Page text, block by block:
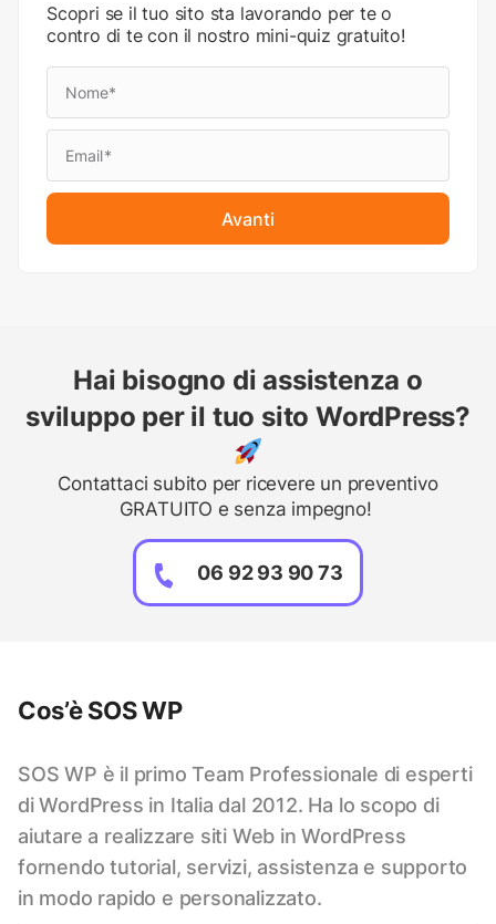
Scopri se il tuo sito sta lavorando per te o
contro di te con il nostro mini-quiz gratuito!
Avanti
Hai bisogno di assistenza o
sviluppo per il tuo sito WordPress?
Contattaci subito per ricevere un preventivo
GRATUITO e senza impegno!
06 92 93 90 73
Cos’è SOS WP
SOS WP è il primo Team Professionale di esperti
di WordPress in Italia dal 2012. Ha lo scopo di
aiutare a realizzare siti Web in WordPress
fornendo tutorial, servizi, assistenza e supporto
in modo rapido e personalizzato.